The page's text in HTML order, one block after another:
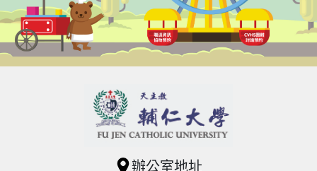
辦公室地址